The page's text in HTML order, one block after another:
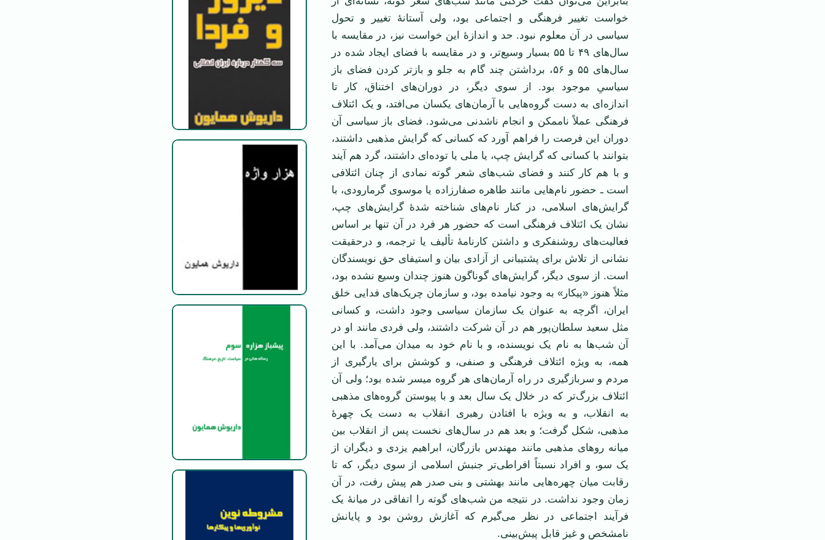
خواست تغییر فرهنگی و اجتماعی بود، ولی آستانۀ تغییر و تحول
سیاسی در آن معلوم نبود. حد و اندازۀ این خواست نیز، در مقایسه با
سال‌های ۴۹ تا ۵۵ بسیار وسیع‌تر، و در مقایسه با فضای ایجاد شده در
سال‌های ۵۵ و ۵۶، برداشتن چند گام به جلو و باز‌تر کردن فضای باز
سیاسیِ موجود بود. از سوی دیگر، در دوران‌های اختناق، کار تا
اندازه‌ای به دست گروه‌هایی با آرمان‌های یکسان می‌افتد، و یک ائتلاف
فرهنگی عملاً ناممکن و انجام ناشدنی می‌شود. فضای باز سیاسی آن
دوران این فرصت را فراهم آورد که کسانی که گرایش مذهبی داشتند،
بتوانند با کسانی که گرایش چپ، یا ملی یا توده‌ای داشتند، گرد هم آیند
و با هم کار کنند و فضای شب‌های شعر گوته نمادی از چنان ائتلافی
است ـ حضور نام‌هایی مانند طاهره صفارزاده یا موسوی گرمارودی، با
گرایش‌های اسلامی، در کنار نام‌های شناخته شدۀ گرایش‌های چپ،
نشان یک ائتلاف فرهنگی است که حضور هر فرد در آن تنها بر اساس
فعالیت‌های روشنفکری و داشتن کارنامۀ تألیف یا ترجمه، و درحقیقت
نشانی از تلاش برای پشتیبانی از آزادی بیان و استیفای حق نویسندگان
است. از سوی دیگر، گرایش‌های گوناگون هنوز چندان وسیع نشده بود،
مثلاً هنوز «پیکار» به وجود نیامده بود، و سازمان چریک‌های فدایی خلق
ایران، اگرچه به عنوان یک سازمان سیاسی وجود داشت، و کسانی
مثل سعید سلطان‌پور هم در آن شرکت داشتند، ولی فردی مانند او در
آن شب‌ها به نام یک نویسنده، و با نام خود به میدان می‌آمد. با این
همه، به ویژه ائتلاف فرهنگی و صنفی، و کوشش برای یارگیری از
مردم و سربازگیری در راه آرمان‌های هر گروه میسر شده بود؛ ولی آن
ائتلاف بزرگ‌تر که در خلال یک سال بعد و با پیوستن گروه‌های مذهبی
به انقلاب، و به ویژه با افتادن رهبری انقلاب به دست یک چهرۀ
مذهبی، شکل گرفت؛ و بعد هم در سال‌های نخست پس از انقلاب بین
میانه روهای مذهبی مانند مهندس بازرگان، ابراهیم یزدی و دیگران از
یک سو، و افراد نسبتاً افراطی‌تر جنبش اسلامی از سوی دیگر، که تا
رقابت میان چهره‌هایی مانند بهشتی و بنی صدر هم پیش رفت، در آن
زمان وجود نداشت. در نتیجه من شب‌های گوته را اتفاقی در میانۀ یک
فرآیند اجتماعی در نظر می‌گیرم که آغازش روشن بود و پایانش
نامشخص و غیز قابل پیش‌بینی.